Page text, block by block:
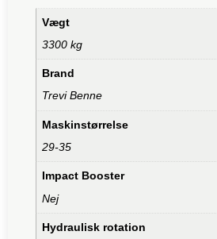
Vægt
3300 kg
Brand
Trevi Benne
Maskinstørrelse
29-35
Impact Booster
Nej
Hydraulisk rotation